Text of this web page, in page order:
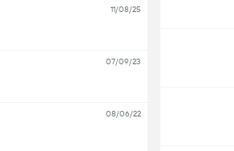
11/08/25
07/09/23
08/06/22